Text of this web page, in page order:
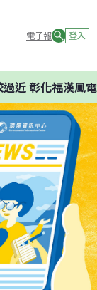
電子報 登入
彰化福漢風電